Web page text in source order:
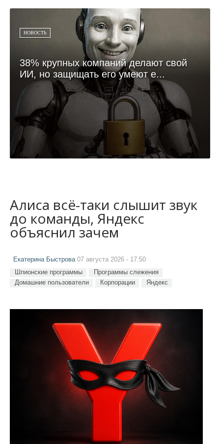
НОВОСТЬ
38% крупных компаний делают свой
ИИ, но защищать его умеют е...
Алиса всё-таки слышит звук
до команды, Яндекс
объяснил зачем
Екатерина Быстрова 07 августа 2026 - 17:50
Шпионские программы
Программы слежения
Домашние пользователи
Корпорации Яндекс